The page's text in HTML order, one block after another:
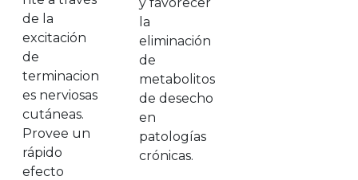
de la
excitación
de
terminacion
es nerviosas
cutáneas.
Provee un
rápido
efecto
la
eliminación
de
metabolitos
de desecho
en
patologías
crónicas.